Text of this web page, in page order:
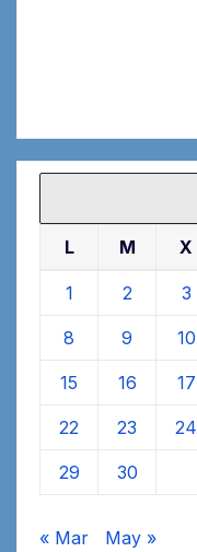
L M X
1 2 3
8 9 10
15 16 17
22 23 24
29 30
« Mar May »